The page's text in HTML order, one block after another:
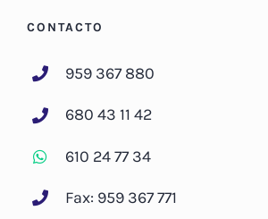
CONTACTO
959 367 880
680 43 11 42
610 24 77 34
Fax: 959 367 771